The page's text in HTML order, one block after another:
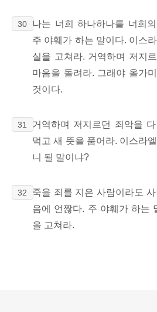
30
나는 너희 하나하나를 너희
주 야훼가 하는 말이다. 이스
실을 고쳐라. 거역하며 저지
마음을 돌려라. 그래야 올가
것이다.
31
거역하며 저지르던 죄악을
먹고 새 뜻을 품어라. 이스라
니 될 말이냐?
32
죽을 죄를 지은 사람이라도
음에 언짢다. 주 야훼가 하는
을 고쳐라.